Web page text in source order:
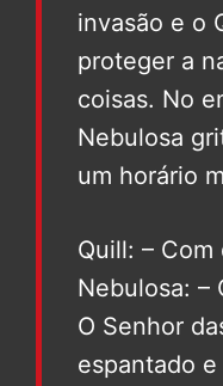
invasão e o
proteger a
coisas. No
Nebulosa
um horário
Quill: – Com
Nebulosa: –
O Senhor
espantado